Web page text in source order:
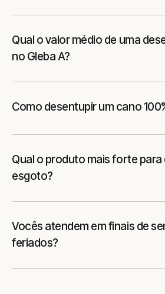
Qual o valor médio de uma
no Gleba A?
Como desentupir um cano
Qual o produto mais forte
esgoto?
Vocês atendem em finais de
feriados?